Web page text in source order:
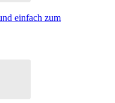
einfach zum